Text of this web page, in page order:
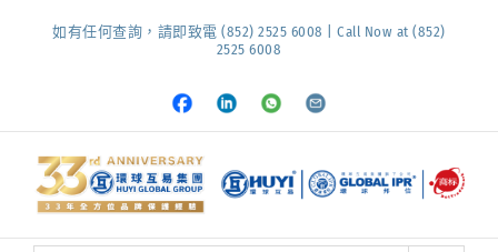
如有任何查詢，請即致電 (852) 2525 6008 | Call Now at (852)
2525 6008
Facebook
LinkedInWhatsapp
Email